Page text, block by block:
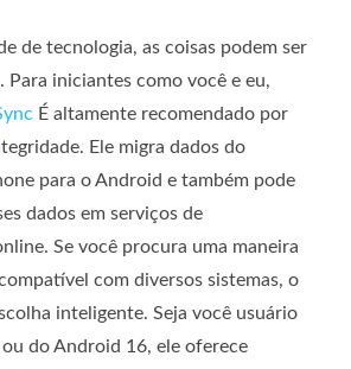
de tecnologia, as coisas podem ser
Para iniciantes como você e eu,
É altamente recomendado por
Ele migra dados do
para o Android e também pode
dados em serviços de
Se você procura uma maneira
com diversos sistemas, o
inteligente. Seja você usuário
do Android 16, ele oferece